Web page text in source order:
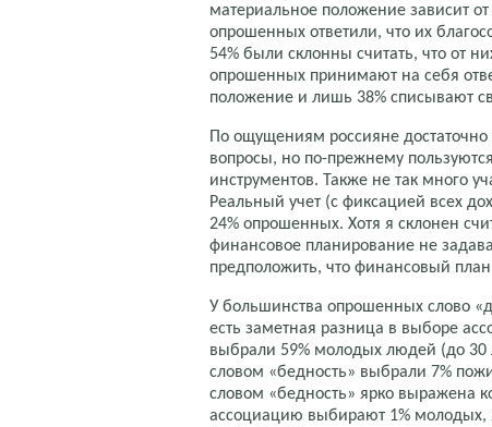
материальное положение зависит
опрошенных ответили, что их
54% были склонны считать, что от
опрошенных принимают на себя
положение и лишь 38% списывают
По ощущениям россияне
вопросы, но по-прежнему
инструментов. Также не так много
Реальный учет (с фиксацией всех
24% опрошенных. Хотя я склонен
финансовое планирование не
предположить, что финансовый
У большинства опрошенных слово
есть заметная разница в выборе
выбрали 59% молодых людей (до 30
словом «бедность» выбрали 7%
словом «бедность» ярко выражена
ассоциацию выбирают 1% молодых,